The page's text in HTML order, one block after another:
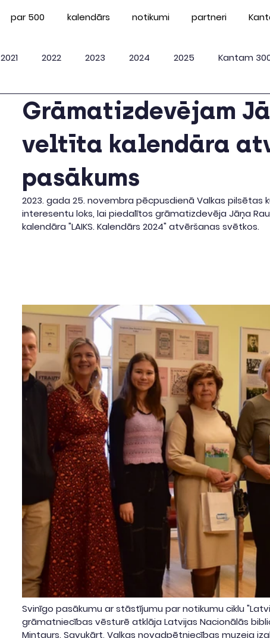
par 500 kalendārs notikumi partneri
2021 2022 2023 2024 2025 Kantam
Grāmatizdevējam
veltīta kalendāra
pasākums
2023. gada 25. novembra pēcpusdienā Valkas pilsētas
interesentu loks, lai piedalītos grāmatizdevēja Jāņa
kalendāra "LAIKS. Kalendārs 2024" atvēršanas svētkos.
Svinīgo pasākumu ar stāstījumu par notikumu ciklu
grāmatniecības vēsturē atklāja Latvijas Nacionālās
Mintaurs. Savukārt, Valkas novadpētniecības muzeja